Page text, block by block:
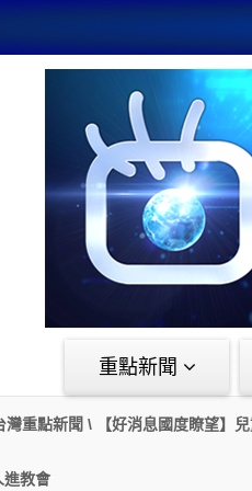
重點新聞
灣重點新聞 \ 【好消息國度瞭望】
進教會